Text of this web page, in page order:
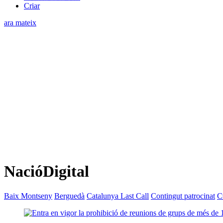
Criar
ara mateix
NacióDigital
Baix Montseny Berguedà Catalunya Last Call Contingut patrocinat